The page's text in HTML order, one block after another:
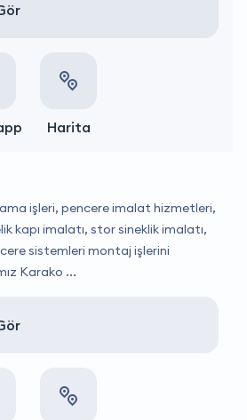
Harita
işleri, pencere imalat hizmetleri,
kapı imalatı, stor sineklik imalatı,
sistemleri montaj işlerini
Karako ...